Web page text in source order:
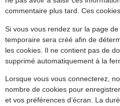
commentaire plus tard. Ces
Si vous vous rendez sur la page
temporaire sera créé afin de
les cookies. Il ne contient pas de
supprimé automatiquement à la
Lorsque vous vous connecterez,
nombre de cookies pour
et vos préférences d’écran. La